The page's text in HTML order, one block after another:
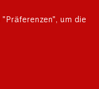
"Präferenzen", um die